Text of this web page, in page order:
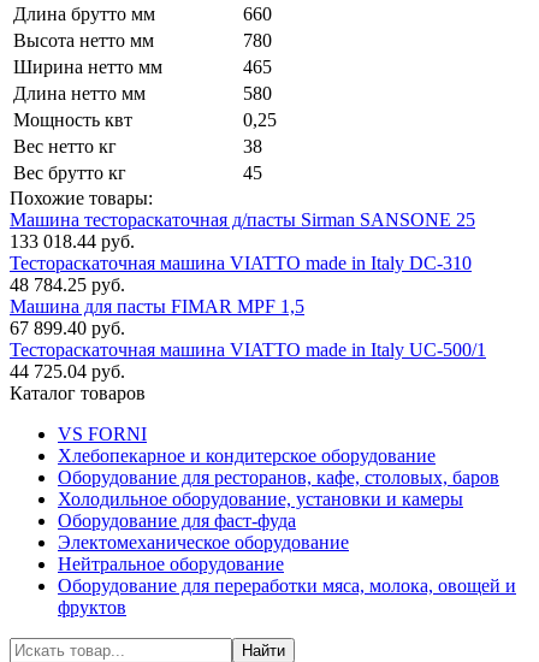
Длина брутто мм
660
Высота нетто мм
780
Ширина нетто мм
465
Длина нетто мм
580
Мощность квт
0,25
Вес нетто кг
38
Вес брутто кг
45
Похожие товары:
Машина тестораскаточная д/пасты Sirman SANSONE 25
133 018.44 руб.
Тестораскаточная машина VIATTO made in Italy DC-310
48 784.25 руб.
Машина для пасты FIMAR MPF 1,5
67 899.40 руб.
Тестораскаточная машина VIATTO made in Italy UC-500/1
44 725.04 руб.
Каталог товаров
VS FORNI
Хлебопекарное и кондитерское оборудование
Оборудование для ресторанов, кафе, столовых, баров
Холодильное оборудование, установки и камеры
Оборудование для фаст-фуда
Электомеханическое оборудование
Нейтральное оборудование
Оборудование для переработки мяса, молока, овощей и
фруктов